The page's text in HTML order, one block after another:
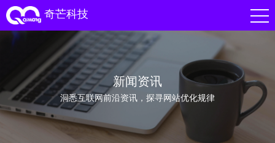
奇芒科技
新闻资讯
洞悉互联网前沿资讯，探寻网站优化规律